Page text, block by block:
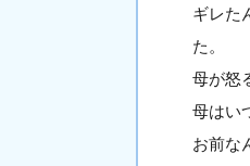
ギレた
た。
母が怒
母はい
お前な